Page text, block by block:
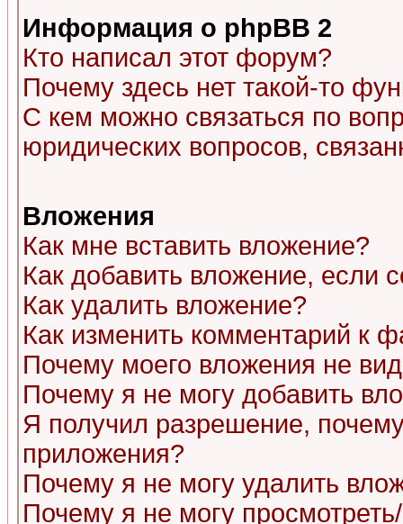
Информация о phpBB 2
Кто написал этот форум?
Почему здесь нет такой-то
С кем можно связаться по
юридических вопросов,
Вложения
Как мне вставить вложение?
Как добавить вложение, если
Как удалить вложение?
Как изменить комментарий к
Почему моего вложения не
Почему я не могу добавить
Я получил разрешение,
приложения?
Почему я не могу удалить
Почему я не могу